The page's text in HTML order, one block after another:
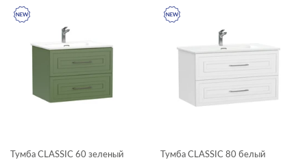
Тумба CLASSIC 60 зеленый
Тумба CLASSIC 80 белый